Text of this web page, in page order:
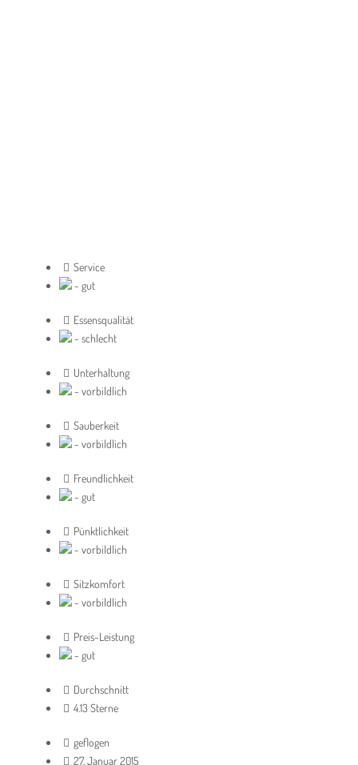
Service
- gut
Essensqualität
- schlecht
Unterhaltung
- vorbildlich
Sauberkeit
- vorbildlich
Freundlichkeit
- gut
Pünktlichkeit
- vorbildlich
Sitzkomfort
- vorbildlich
Preis-Leistung
- gut
Durchschnitt
4.13 Sterne
geflogen
27. Januar 2015